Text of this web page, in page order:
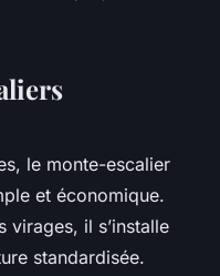
le monte-escalier
et économique.
virages, il s’installe
standardisée.